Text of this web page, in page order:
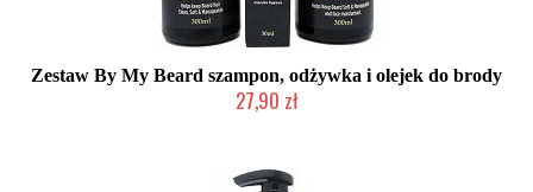
Zestaw By My Beard szampon, odżywka i olejek do brody
27,90 zł